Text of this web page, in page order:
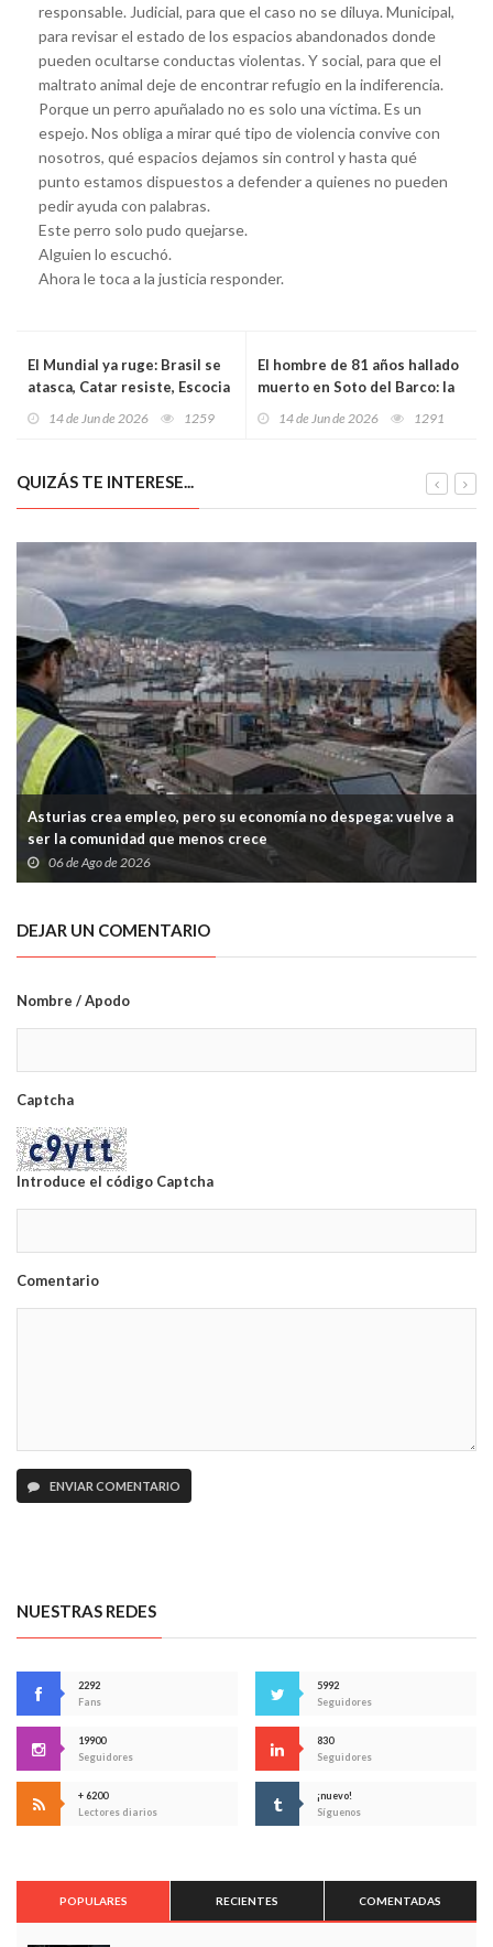
responsable. Judicial, para que el caso no se diluya. Municipal,
para revisar el estado de los espacios abandonados donde
pueden ocultarse conductas violentas. Y social, para que el
maltrato animal deje de encontrar refugio en la indiferencia.
Porque un perro apuñalado no es solo una víctima. Es un
espejo. Nos obliga a mirar qué tipo de violencia convive con
nosotros, qué espacios dejamos sin control y hasta qué
punto estamos dispuestos a defender a quienes no pueden
pedir ayuda con palabras.
Este perro solo pudo quejarse.
Alguien lo escuchó.
Ahora le toca a la justicia responder.
El Mundial ya ruge: Brasil se
atasca, Catar resiste, Escocia
14 de Jun de 2026 1259
El hombre de 81 años hallado
muerto en Soto del Barco: la
14 de Jun de 2026 1291
QUIZÁS TE INTERESE...
Asturias crea empleo, pero su economía no despega: vuelve a
ser la comunidad que menos crece
06 de Ago de 2026
DEJAR UN COMENTARIO
Nombre / Apodo
Captcha
Introduce el código Captcha
Comentario
ENVIAR COMENTARIO
NUESTRAS REDES
2292
Fans
5992
Seguidores
19900
Seguidores
830
Seguidores
+ 6200
Lectores diarios
¡nuevo!
Síguenos
POPULARES RECIENTES COMENTADAS